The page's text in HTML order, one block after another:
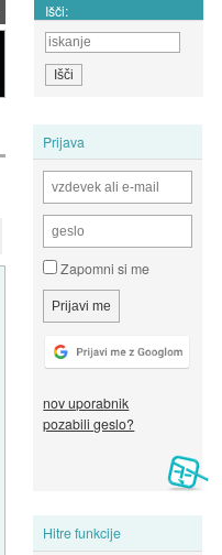
Išči:
Prijava
Zapomni si me
nov uporabnik
pozabili geslo?
Hitre funkcije